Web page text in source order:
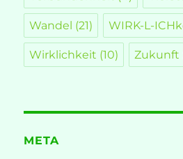
Wandel (21) WIRK-L-
Wirklichkeit (10) Zukunft
META